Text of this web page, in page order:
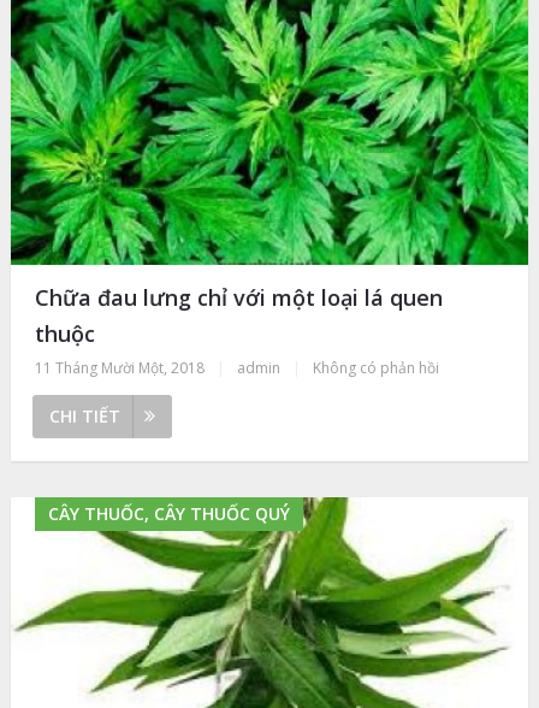
Chữa đau lưng chỉ với một loại lá quen
thuộc
11 Tháng Mười Một, 2018 admin Không có phản hồi
CHI TIẾT
CÂY THUỐC, CÂY THUỐC QUÝ